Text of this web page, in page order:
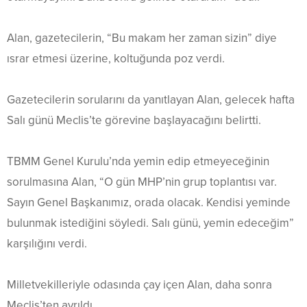
Alan, gazetecilerin, “Bu makam her zaman sizin” diye
ısrar etmesi üzerine, koltuğunda poz verdi.
Gazetecilerin sorularını da yanıtlayan Alan, gelecek hafta
Salı günü Meclis’te görevine başlayacağını belirtti.
TBMM Genel Kurulu’nda yemin edip etmeyeceğinin
sorulmasına Alan, “O gün MHP’nin grup toplantısı var.
Sayın Genel Başkanımız, orada olacak. Kendisi yeminde
bulunmak istediğini söyledi. Salı günü, yemin edeceğim”
karşılığını verdi.
Milletvekilleriyle odasında çay içen Alan, daha sonra